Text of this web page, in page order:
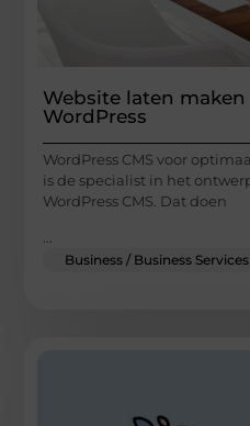
Website laten
WordPress
WordPress CMS voor
is de specialist in het
WordPress CMS. Dat doen
...
Business / Business Services